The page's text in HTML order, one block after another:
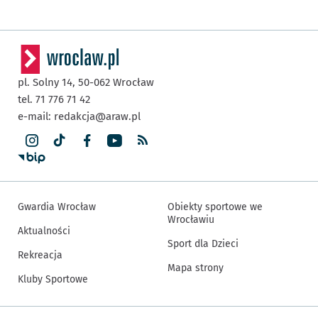
pl. Solny 14, 50-062 Wrocław
tel. 71 776 71 42
e-mail: redakcja@araw.pl
Gwardia Wrocław
Aktualności
Rekreacja
Kluby Sportowe
Obiekty sportowe we
Wrocławiu
Sport dla Dzieci
Mapa strony